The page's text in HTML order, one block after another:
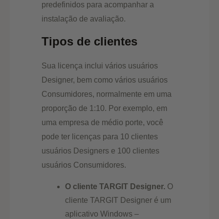
predefinidos para acompanhar a
instalação de avaliação.
Tipos de clientes
Sua licença inclui vários usuários
Designer, bem como vários usuários
Consumidores, normalmente em uma
proporção de 1:10. Por exemplo, em
uma empresa de médio porte, você
pode ter licenças para 10 clientes
usuários Designers e 100 clientes
usuários Consumidores.
O cliente TARGIT Designer. O
cliente TARGIT Designer é um
aplicativo Windows –